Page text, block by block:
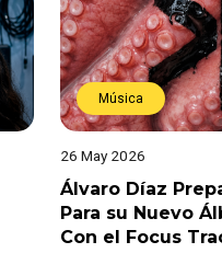
Música
26 May 2026
Álvaro Díaz
Para su Nuevo
Con el Focus